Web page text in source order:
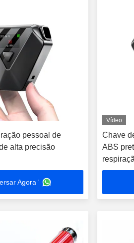
pessoal de
alta precisão
Agora '
Vídeo
Chave
ABS